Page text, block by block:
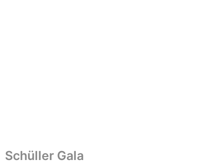
Schüller Gala